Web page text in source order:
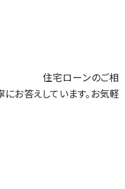
住宅ローンのご相
お答えしています。お気軽